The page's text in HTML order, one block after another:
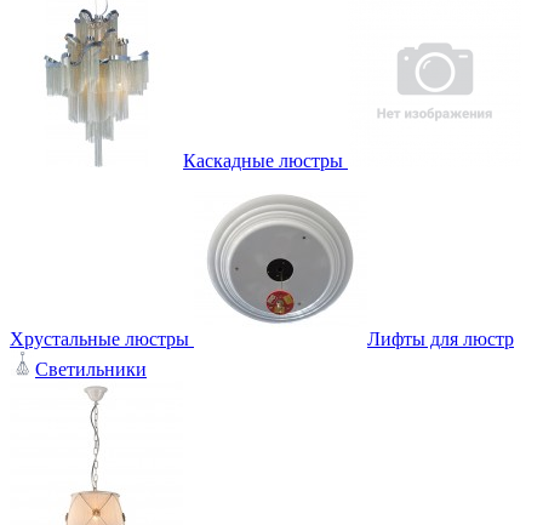
Каскадные люстры
Хрустальные люстры
Лифты для люстр
Светильники